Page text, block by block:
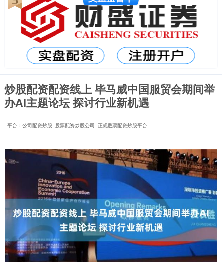
炒股配资配资线上 毕马威中国服贸会期间举
办AI主题论坛 探讨行业新机遇
平台：公司配资炒股_股票配资炒股公司_正规股票配资炒股平台